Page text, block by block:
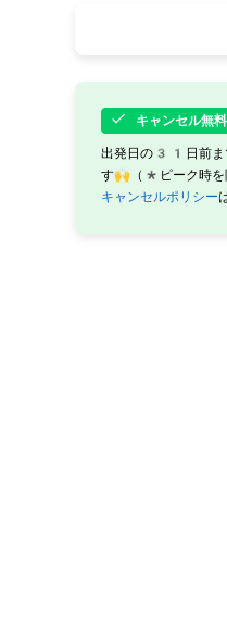
キャンセル無料
出発日の31日前ま
す🙌（*ピーク時
キャンセルポリシー